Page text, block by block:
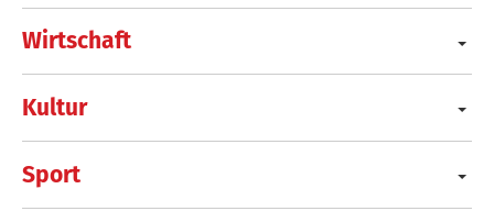
Wirtschaft
Kultur
Sport